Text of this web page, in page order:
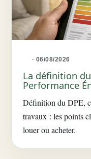
· 06/08/2026
La définition
Performance
Définition du DPE,
travaux : les points
louer ou acheter.